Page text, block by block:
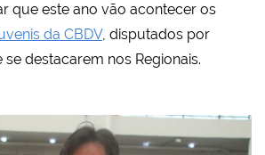
que este ano vão acontecer os
da CBDV, disputados por
destacarem nos Regionais.